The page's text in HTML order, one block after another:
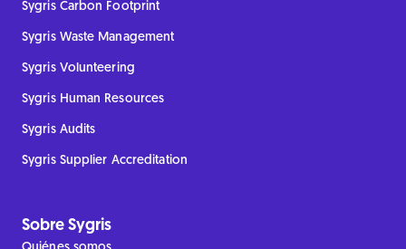
Sygris Carbon Footprint
Sygris Waste Management
Sygris Volunteering
Sygris Human Resources
Sygris Audits
Sygris Supplier Accreditation
Sobre Sygris